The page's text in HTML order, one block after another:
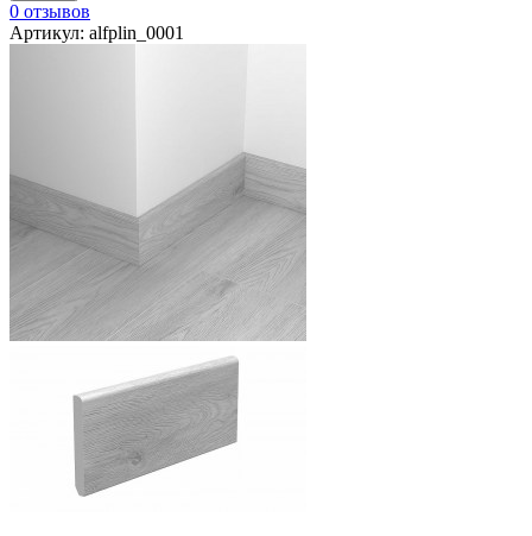
0 отзывов
Артикул: alfplin_0001